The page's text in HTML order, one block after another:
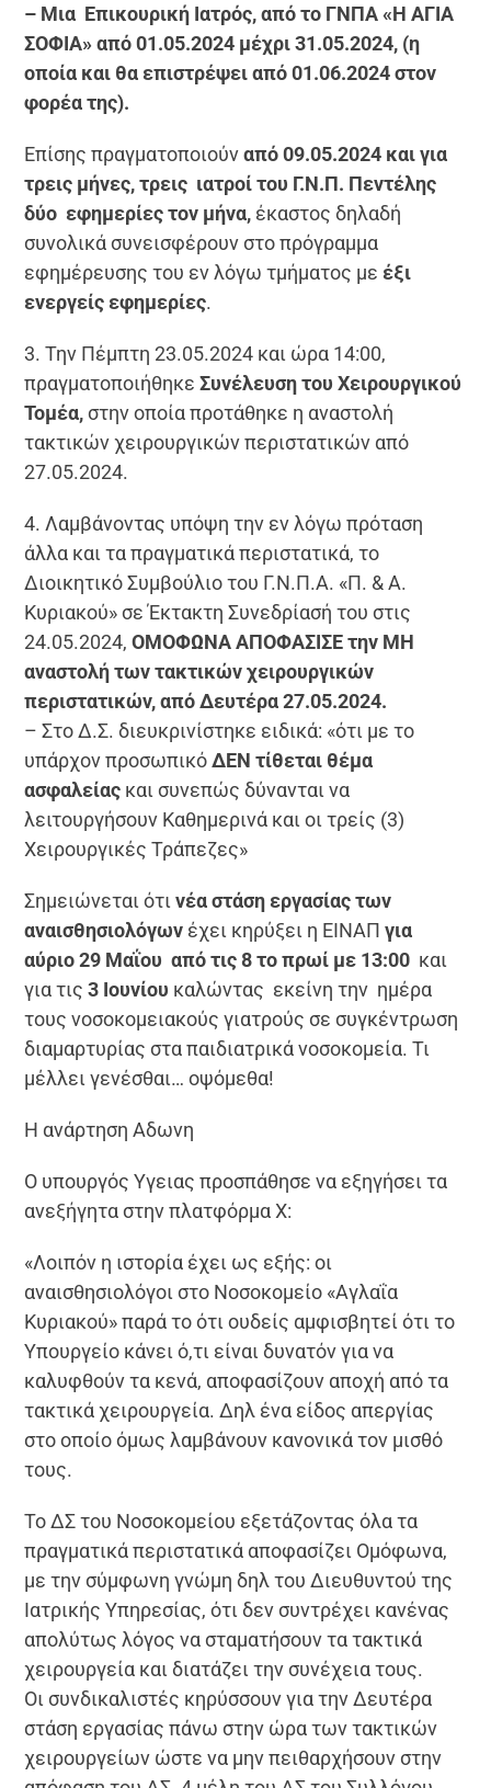
– Μια Επικουρική Ιατρός, από το ΓΝΠΑ «Η ΑΓΙΑ
ΣΟΦΙΑ» από 01.05.2024 μέχρι 31.05.2024, (η
οποία και θα επιστρέψει από 01.06.2024 στον
φορέα της).
Επίσης πραγματοποιούναπό 09.05.2024 και για
τρεις μήνες, τρεις ιατροί του Γ.Ν.Π. Πεντέλης
δύο εφημερίες τον μήνα, έκαστος δηλαδή
συνολικά συνεισφέρουν στο πρόγραμμα
εφημέρευσης του εν λόγω τμήματος με έξι
ενεργείς εφημερίες.
3. Την Πέμπτη 23.05.2024 και ώρα 14:00,
πραγματοποιήθηκε Συνέλευση του Χειρουργικού
Τομέα, στην οποία προτάθηκε η αναστολή
τακτικών χειρουργικών περιστατικών από
27.05.2024.
4. Λαμβάνοντας υπόψη την εν λόγω πρόταση
άλλα και τα πραγματικά περιστατικά, το
Διοικητικό Συμβούλιο του Γ.Ν.Π.Α. «Π. & Α.
Κυριακού» σε Έκτακτη Συνεδρίασή του στις
24.05.2024,ΟΜΟΦΩΝΑ ΑΠΟΦΑΣΙΣΕ την ΜΗ
αναστολή των τακτικών χειρουργικών
περιστατικών, από Δευτέρα 27.05.2024.
– Στο Δ.Σ. διευκρινίστηκε ειδικά: «ότι με το
υπάρχον προσωπικόΔΕΝ τίθεται θέμα
ασφαλείας και συνεπώς δύνανται να
λειτουργήσουν Καθημερινά και οι τρείς (3)
Χειρουργικές Τράπεζες»
Σημειώνεται ότινέα στάση εργασίας των
αναισθησιολόγων έχει κηρύξει η ΕΙΝΑΠγια
αύριο 29 Μαΐου από τις 8 το πρωί με 13:00 και
για τις3 Ιουνίου καλώντας εκείνη την ημέρα
τους νοσοκομειακούς γιατρούς σε συγκέντρωση
διαμαρτυρίας στα παιδιατρικά νοσοκομεία. Τι
μέλλει γενέσθαι… οψόμεθα!
Η ανάρτηση Αδωνη
Ο υπουργός Υγειας προσπάθησε να εξηγήσει τα
ανεξήγητα στην πλατφόρμα Χ:
«Λοιπόν η ιστορία έχει ως εξής: οι
αναισθησιολόγοι στο Νοσοκομείο «Αγλαΐα
Κυριακού» παρά το ότι ουδείς αμφισβητεί ότι το
Υπουργείο κάνει ό,τι είναι δυνατόν για να
καλυφθούν τα κενά, αποφασίζουν αποχή από τα
τακτικά χειρουργεία. Δηλ ένα είδος απεργίας
στο οποίο όμως λαμβάνουν κανονικά τον μισθό
τους.
Το ΔΣ του Νοσοκομείου εξετάζοντας όλα τα
πραγματικά περιστατικά αποφασίζει Ομόφωνα,
με την σύμφωνη γνώμη δηλ του Διευθυντού της
Ιατρικής Υπηρεσίας, ότι δεν συντρέχει κανένας
απολύτως λόγος να σταματήσουν τα τακτικά
χειρουργεία και διατάζει την συνέχεια τους.
Οι συνδικαλιστές κηρύσσουν για την Δευτέρα
στάση εργασίας πάνω στην ώρα των τακτικών
χειρουργείων ώστε να μην πειθαρχήσουν στην